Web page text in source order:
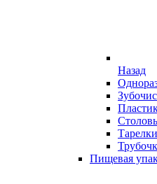
Назад
Тарелки
Пищевая